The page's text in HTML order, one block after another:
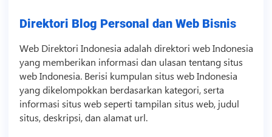
Direktori Blog Personal dan Web Bisnis
Web Direktori Indonesia adalah direktori web Indonesia
yang memberikan informasi dan ulasan tentang situs
web Indonesia. Berisi kumpulan situs web Indonesia
yang dikelompokkan berdasarkan kategori, serta
informasi situs web seperti tampilan situs web, judul
situs, deskripsi, dan alamat url.